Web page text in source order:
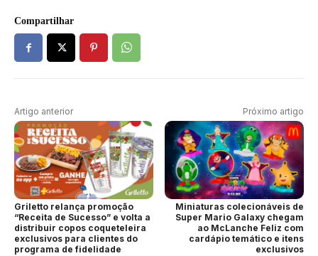
Compartilhar
Artigo anterior
Griletto relança promoção
“Receita de Sucesso” e volta a
distribuir copos coqueteleira
exclusivos para clientes do
programa de fidelidade
Próximo artigo
Miniaturas colecionáveis de
Super Mario Galaxy chegam
ao McLanche Feliz com
cardápio temático e itens
exclusivos